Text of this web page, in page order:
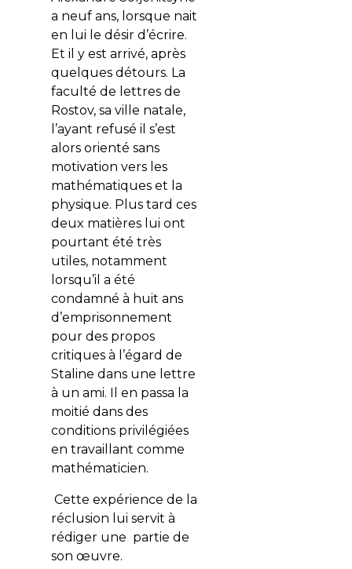
a neuf ans, lorsque nait
en lui le désir d’écrire.
Et il y est arrivé, après
quelques détours. La
faculté de lettres de
Rostov, sa ville natale,
l’ayant refusé il s’est
alors orienté sans
motivation vers les
mathématiques et la
physique. Plus tard ces
deux matières lui ont
pourtant été très
utiles, notamment
lorsqu’il a été
condamné à huit ans
d’emprisonnement
pour des propos
critiques à l’égard de
Staline dans une lettre
à un ami. Il en passa la
moitié dans des
conditions privilégiées
en travaillant comme
mathématicien.
Cette expérience de la
réclusion lui servit à
rédiger une partie de
son œuvre.